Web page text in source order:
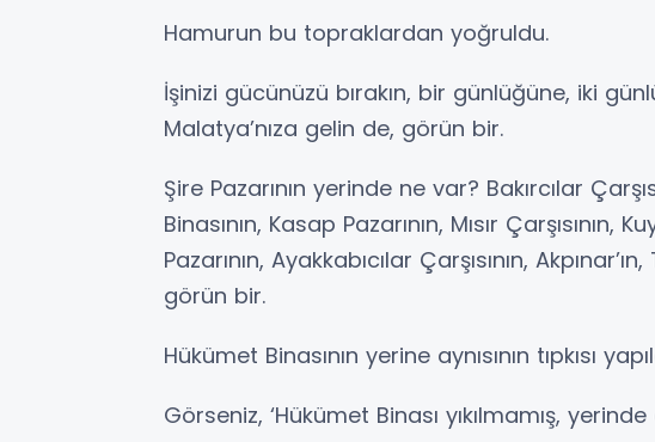
Hamurun bu topraklardan yoğruldu.
İşinizi gücünüzü bırakın, bir günlüğüne, iki
Malatya’nıza gelin de, görün bir.
Şire Pazarının yerinde ne var? Bakırcılar
Binasının, Kasap Pazarının, Mısır Çarşısının,
Pazarının, Ayakkabıcılar Çarşısının,
görün bir.
Hükümet Binasının yerine aynısının tıpkısı
Görseniz, ‘Hükümet Binası yıkılmamış,